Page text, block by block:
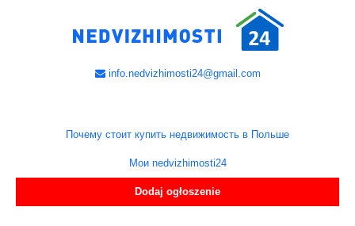
info.nedvizhimosti24@gmail.com
Почему стоит купить недвижимость в Польше
Мои nedvizhimosti24
Dodaj ogłoszenie